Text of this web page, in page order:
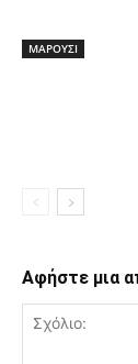
ΜΑΡΟΥΣΙ
Αφήστε μια